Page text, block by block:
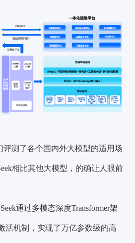
评测了各个国内外大模型的适用场
相比其他大模型，的确让人眼前
通过多模态深度Transformer架
活机制，实现了万亿参数级的高